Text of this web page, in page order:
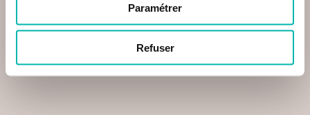
Paramétrer
Refuser